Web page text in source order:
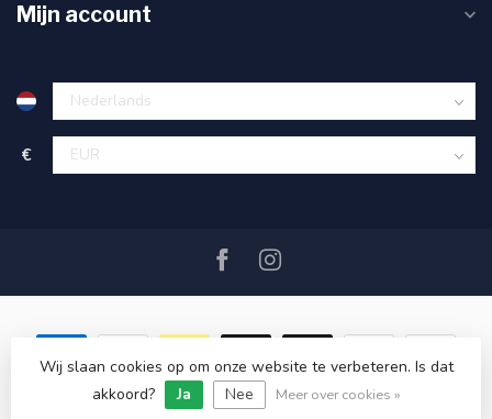
Mijn account
€
© Copyright 2026 SAIL360 watersport and boat equipment
Wij slaan cookies op om onze website te verbeteren. Is dat
akkoord?
Ja Nee Meer over cookies »